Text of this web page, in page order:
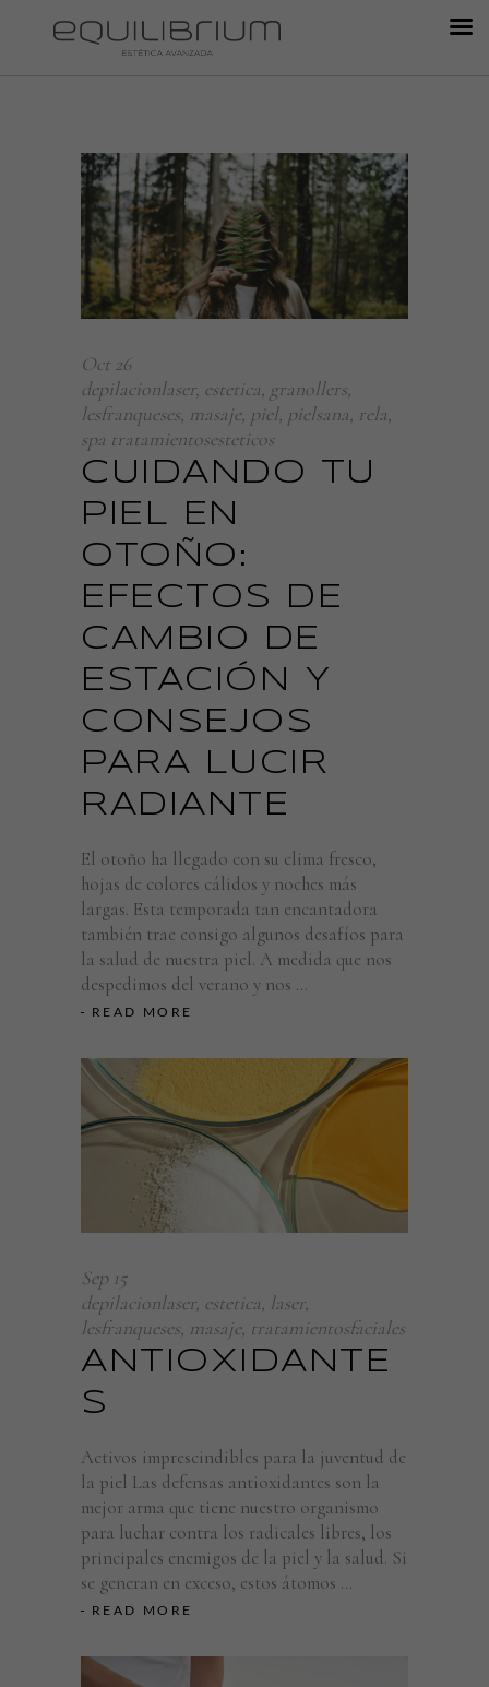
Oct 26
depilacionlaser, estetica, granollers,
lesfranqueses, masaje, piel, pielsana, rela,
spa tratamientosesteticos
CUIDANDO TU
PIEL EN
OTOÑO:
EFECTOS DE
CAMBIO DE
ESTACIÓN Y
CONSEJOS
PARA LUCIR
RADIANTE
El otoño ha llegado con su clima fresco,
hojas de colores cálidos y noches más
largas. Esta temporada tan encantadora
también trae consigo algunos desafíos para
la salud de nuestra piel. A medida que nos
despedimos del verano y nos
READ MORE
Sep 15
depilacionlaser, estetica, laser,
lesfranqueses, masaje, tratamientosfaciales
ANTIOXIDANTE
S
Activos imprescindibles para la juventud de
la piel Las defensas antioxidantes son la
mejor arma que tiene nuestro organismo
para luchar contra los radicales libres, los
principales enemigos de la piel y la salud. Si
se generan en exceso, estos átomos
READ MORE